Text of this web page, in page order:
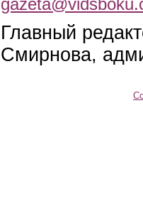
Главный
Смирнова,